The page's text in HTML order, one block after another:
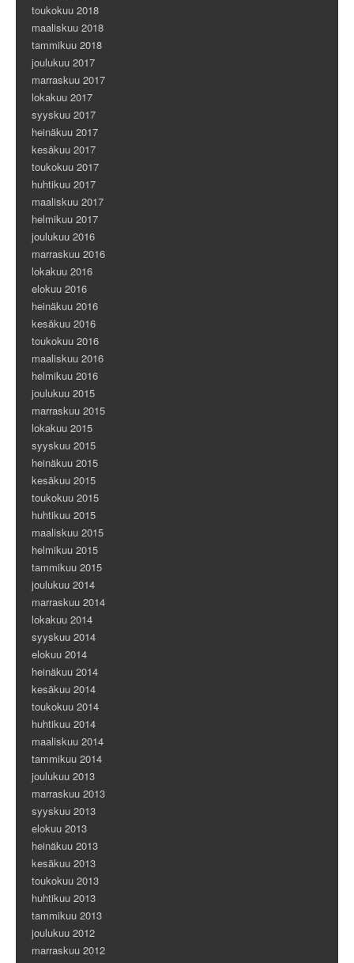
toukokuu 2018
maaliskuu 2018
tammikuu 2018
joulukuu 2017
marraskuu 2017
lokakuu 2017
syyskuu 2017
heinäkuu 2017
kesäkuu 2017
toukokuu 2017
huhtikuu 2017
maaliskuu 2017
helmikuu 2017
joulukuu 2016
marraskuu 2016
lokakuu 2016
elokuu 2016
heinäkuu 2016
kesäkuu 2016
toukokuu 2016
maaliskuu 2016
helmikuu 2016
joulukuu 2015
marraskuu 2015
lokakuu 2015
syyskuu 2015
heinäkuu 2015
kesäkuu 2015
toukokuu 2015
huhtikuu 2015
maaliskuu 2015
helmikuu 2015
tammikuu 2015
joulukuu 2014
marraskuu 2014
lokakuu 2014
syyskuu 2014
elokuu 2014
heinäkuu 2014
kesäkuu 2014
toukokuu 2014
huhtikuu 2014
maaliskuu 2014
tammikuu 2014
joulukuu 2013
marraskuu 2013
syyskuu 2013
elokuu 2013
heinäkuu 2013
kesäkuu 2013
toukokuu 2013
huhtikuu 2013
tammikuu 2013
joulukuu 2012
marraskuu 2012